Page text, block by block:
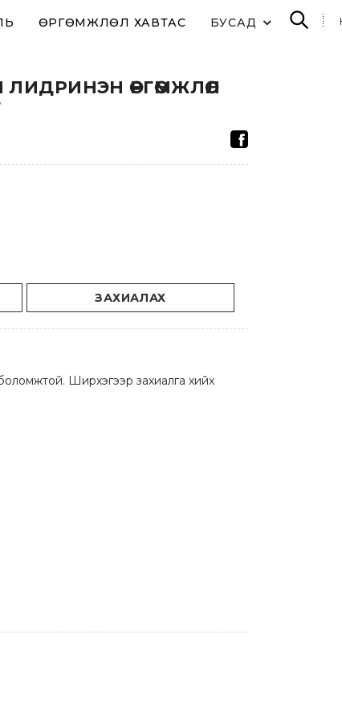
ӨРГӨМЖЛӨЛ ХАВТАС БУСАД
ӨРГӨМЖЛӨЛ
ЗАХИАЛАХ
Ширхэгээр захиалга хийх